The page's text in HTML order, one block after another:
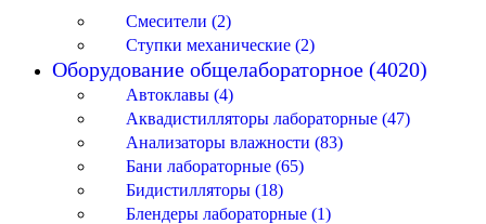
Смесители (2)
Ступки механические (2)
Оборудование общелабораторное (4020)
Автоклавы (4)
Аквадистилляторы лабораторные (47)
Анализаторы влажности (83)
Бани лабораторные (65)
Бидистилляторы (18)
Блендеры лабораторные (1)